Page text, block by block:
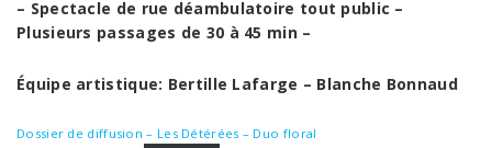
– Spectacle de rue déambulatoire tout public –
Plusieurs passages de 30 à 45 min –
Équipe artistique: Bertille Lafarge – Blanche Bonnaud
Dossier de diffusion – Les Détérées – Duo floral